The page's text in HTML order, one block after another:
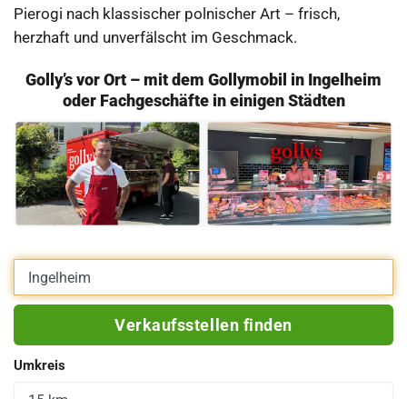
Pierogi nach klassischer polnischer Art – frisch,
herzhaft und unverfälscht im Geschmack.
Golly’s vor Ort – mit dem Gollymobil in Ingelheim
oder Fachgeschäfte in einigen Städten
Eigene Adresse eingeben
Verkaufsstellen finden
Umkreis